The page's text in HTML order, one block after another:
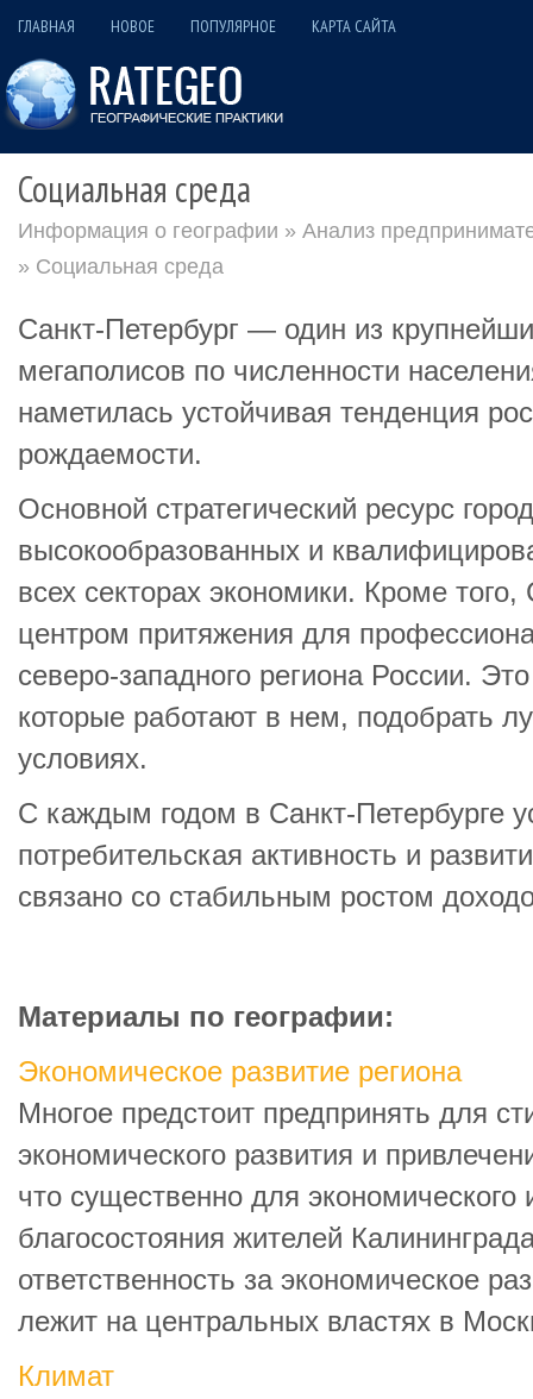
ГЛАВНАЯ НОВОЕ ПОПУЛЯРНОЕ КАРТА САЙТА
Социальная среда
Информация о географии » Анализ
» Социальная среда
Санкт‑Петербург — один из
мегаполисов по численности
наметилась устойчивая тенденция
рождаемости.
Основной стратегический ресурс
высокообразованных и
всех секторах экономики. Кроме того,
центром притяжения для
северо‑западного региона России.
которые работают в нем, подобрать
условиях.
С каждым годом в Санкт‑Петербурге
потребительская активность и
связано со стабильным ростом
Материалы по географии:
Экономическое развитие региона
Многое предстоит предпринять для
экономического развития и
что существенно для экономического
благосостояния жителей
ответственность за экономическое
лежит на центральных властях в
Климат